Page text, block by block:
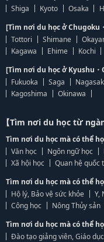
Shiga
Kyoto Osaka
[Tìm nơi du học ở Chugoku
Tottori
Shimane
Kagawa
Ehime
Kochi
[Tìm nơi du học ở Kyushu
Fukuoka
Saga
Kagoshima
Okinawa
【Tìm nơi du học từ
Tìm nơi du học mà có thể
Văn học
Ngôn ngữ học
Xã hội học
Quan hệ quốc
Tìm nơi du học mà có thể
Hộ lý, Bảo vệ sức khỏe
Y,
Công học
Nông Thủy sản
Tìm nơi du học mà có thể
Đào tạo giảng viên, Giáo dục